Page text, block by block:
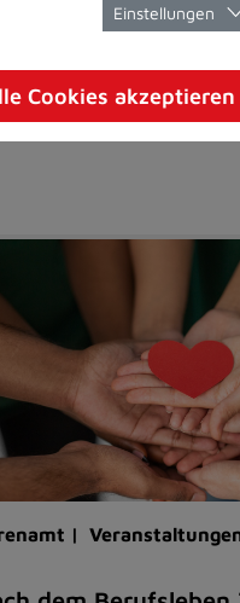
Rock- und
starke Acts aus der
17. Oktober in Lintorf
|
Einstellungen
Cookies akzeptieren